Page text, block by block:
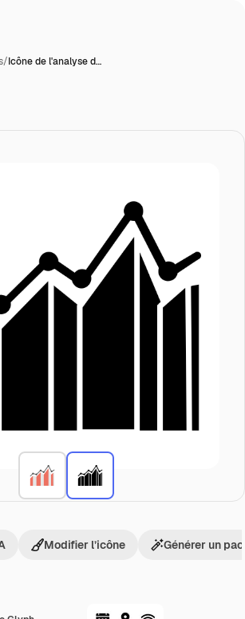
/Icône de l'analyse d…
Modifier l’icône Générer un